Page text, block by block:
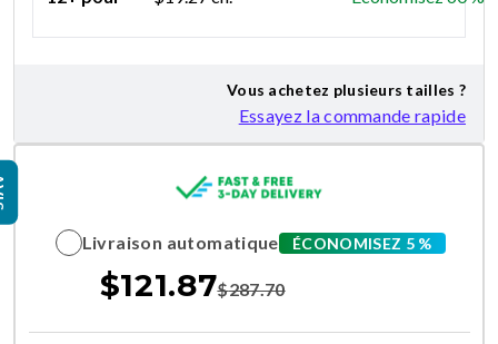
Vous achetez plusieurs tailles ?
Essayez la commande rapide
Livraison automatique ÉCONOMISEZ 5 %
$121.87$287.70